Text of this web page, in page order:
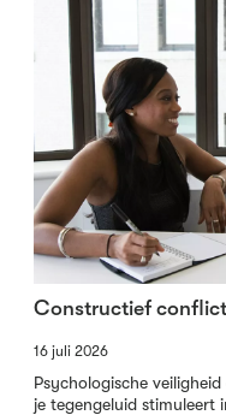
Constructief
16 juli 2026
Psychologische
je tegengeluid stimuleert